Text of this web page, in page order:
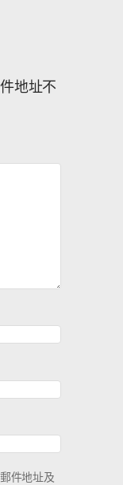
地址不
件地址及